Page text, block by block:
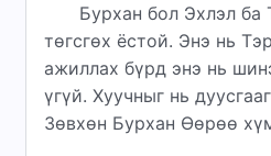
Бурхан бол Эхлэл ба
төгсгөх ёстой. Энэ нь
ажиллах бүрд энэ нь
үгүй. Хуучныг нь
Зөвхөн Бурхан Өөрөө